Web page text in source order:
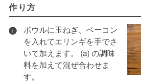
作り方
1
ボウルに玉ねぎ、ベーコン
を入れてエリンギを手でさ
いて加えます。 (a) の調味
料を加えて混ぜ合わせま
す。